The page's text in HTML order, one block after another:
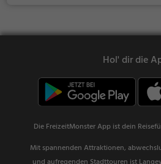
Hol' dir die
Die FreizeitMonster App ist dein
Mit spannenden Attraktionen,